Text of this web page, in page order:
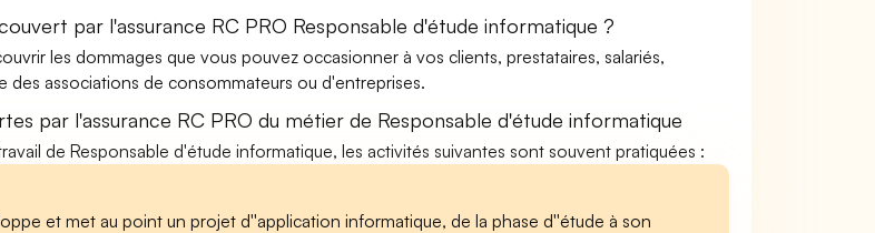
par l'assurance RC PRO Responsable d'étude informatique ?
les dommages que vous pouvez occasionner à vos clients, prestataires, salariés,
des associations de consommateurs ou d'entreprises.
par l'assurance RC PRO du métier de Responsable d'étude informatique
de Responsable d'étude informatique, les activités suivantes sont souvent pratiquées :
et met au point un projet d''application informatique, de la phase d''étude à son